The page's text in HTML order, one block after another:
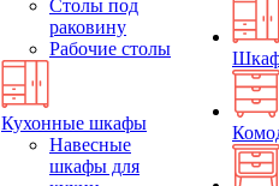
Столы под
раковину
Рабочие столы
Кухонные шкафы
Навесные
шкафы для